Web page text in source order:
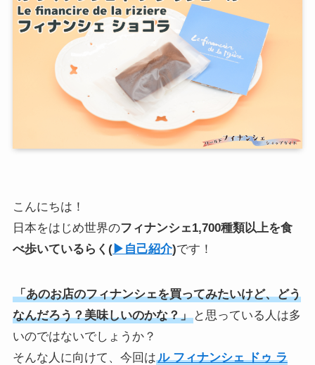
こんにちは！
日本をはじめ世界のフィナンシェ1,700種類以上を食
べ歩いている らく (▶︎自己紹介)です！
「あのお店のフィナンシェを買ってみたいけど、どう
なんだろう？美味しいのかな？」と思っている人は多
いのではないでしょうか？
そんな人に向けて、今回はル フィナンシェ ドゥ ラ